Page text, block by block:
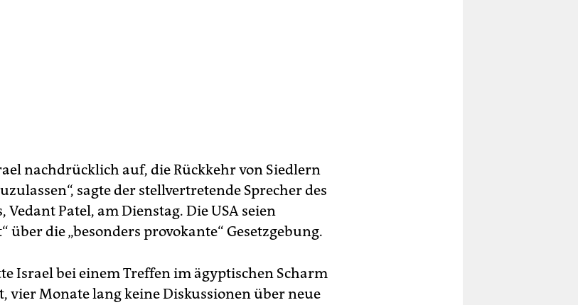
nachdrücklich auf, die Rückkehr von Siedlern
sagte der stellvertretende Sprecher des
Patel, am Dienstag. Die USA seien
die „besonders provokante“ Gesetzgebung.
Israel bei einem Treffen im ägyptischen Scharm
vier Monate lang keine Diskussionen über neue